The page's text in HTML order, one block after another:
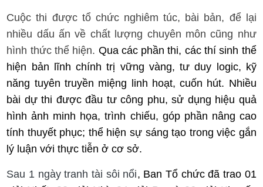
Cuộc thi được tổ chức nghiêm túc, bài bản, để lại
nhiều dấu ấn về chất lượng chuyên môn cũng như
hình thức thể hiện. Qua các phần thi, các thí sinh thể
hiện bản lĩnh chính trị vững vàng, tư duy logic, kỹ
năng tuyên truyền miệng linh hoạt, cuốn hút. Nhiều
bài dự thi được đầu tư công phu, sử dụng hiệu quả
hình ảnh minh họa, trình chiếu, góp phần nâng cao
tính thuyết phục; thể hiện sự sáng tạo trong việc gắn
lý luận với thực tiễn ở cơ sở.
Sau 1 ngày tranh tài sôi nổi, Ban Tổ chức đã trao 01